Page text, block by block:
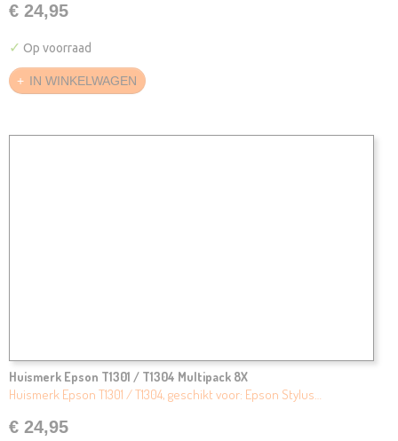
€ 24,95
✓ Op voorraad
IN WINKELWAGEN
Huismerk Epson T1301 / T1304 Multipack 8X
Huismerk Epson T1301 / T1304, geschikt voor: Epson Stylus…
€ 24,95